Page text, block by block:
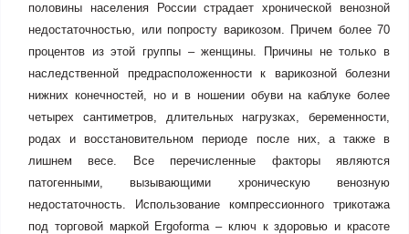
половины населения России страдает хронической венозной
недостаточностью, или попросту варикозом. Причем более 70
процентов из этой группы – женщины. Причины не только в
наследственной предрасположенности к варикозной болезни
нижних конечностей, но и в ношении обуви на каблуке более
четырех сантиметров, длительных нагрузках, беременности,
родах и восстановительном периоде после них, а также в
лишнем весе. Все перечисленные факторы являются
патогенными, вызывающими хроническую венозную
недостаточность. Использование компрессионного трикотажа
под торговой маркой Ergoforma – ключ к здоровью и красоте